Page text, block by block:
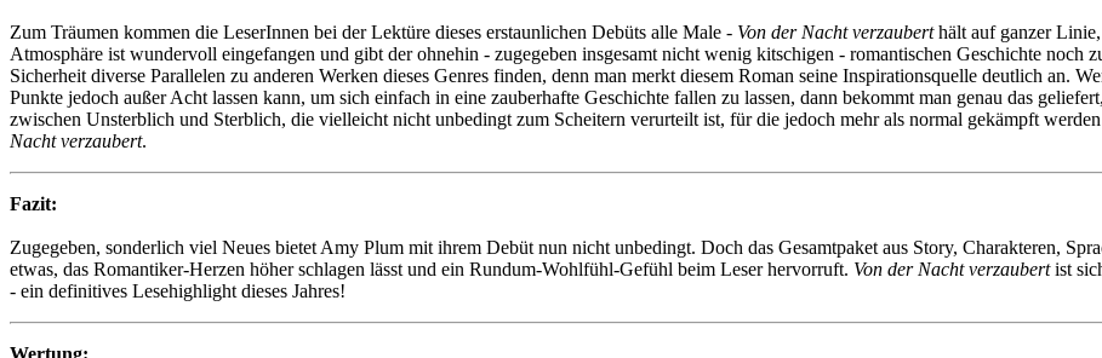
Zum Träumen kommen die LeserInnen bei der Lektüre dieses erstaunlichen Debüts alle Male - Von der Nacht verzauberthält auf ganzer
Atmosphäre ist wundervoll eingefangen und gibt der ohnehin - zugegeben insgesamt nicht wenig kitschigen - romantischen Geschichte noch
Sicherheit diverse Parallelen zu anderen Werken dieses Genres finden, denn man merkt diesem Roman seine Inspirationsquelle deutlich an.
Punkte jedoch außer Acht lassen kann, um sich einfach in eine zauberhafte Geschichte fallen zu lassen, dann bekommt man genau das
zwischen Unsterblich und Sterblich, die vielleicht nicht unbedingt zum Scheitern verurteilt ist, für die jedoch mehr als normal gekämpft
Nacht verzaubert.
Fazit:
Zugegeben, sonderlich viel Neues bietet Amy Plum mit ihrem Debüt nun nicht unbedingt. Doch das Gesamtpaket aus Story, Charakteren,
etwas, das Romantiker-Herzen höher schlagen lässt und ein Rundum-Wohlfühl-Gefühl beim Leser hervorruft. Von der Nacht verzaubertist
- ein definitives Lesehighlight dieses Jahres!
Wertung: